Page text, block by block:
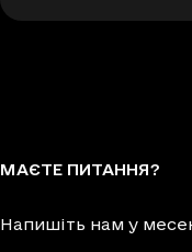
МАЄТЕ ПИТАННЯ?
Напишіть нам у